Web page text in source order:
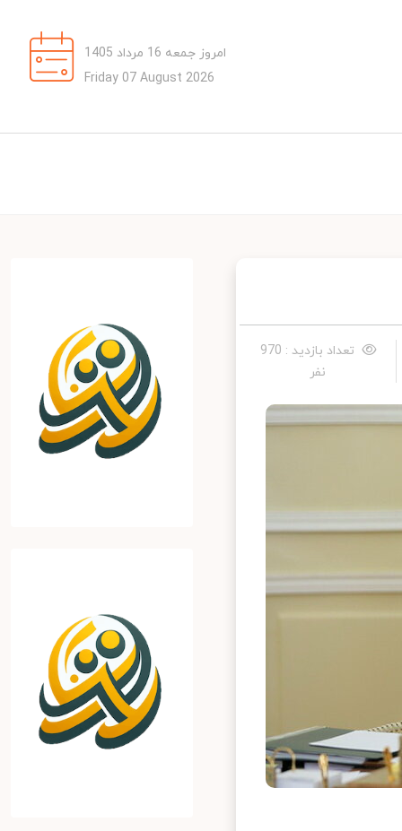
امروز جمعه 16 مرداد 1405
Friday 07 August 2026
تعداد بازدید : 970
نفر